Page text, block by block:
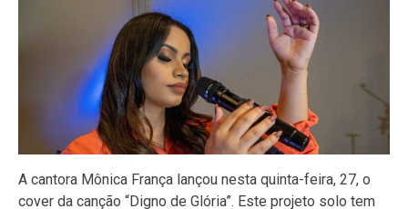
A cantora Mônica França lançou nesta quinta-feira, 27, o
cover da canção “Digno de Glória”. Este projeto solo tem